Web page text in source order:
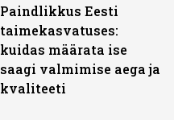
Paindlikkus Eesti
taimekasvatuses:
kuidas määrata ise
saagi valmimise aega ja
kvaliteeti